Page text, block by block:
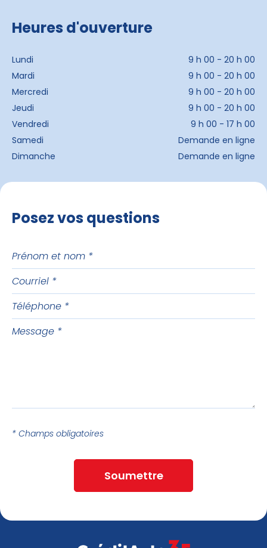
Heures d'ouverture
Lundi
9 h 00 - 20 h 00
Mardi
9 h 00 - 20 h 00
Mercredi
9 h 00 - 20 h 00
Jeudi
9 h 00 - 20 h 00
Vendredi
9 h 00 - 17 h 00
Samedi
Demande en ligne
Dimanche
Demande en ligne
Posez vos questions
Prénom
nom
Courriel
Téléphone
Message
* Champs obligatoires
Soumettre